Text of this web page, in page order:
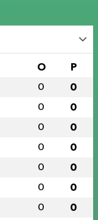
O P
0 0
0 0
0 0
0 0
0 0
0 0
0 0